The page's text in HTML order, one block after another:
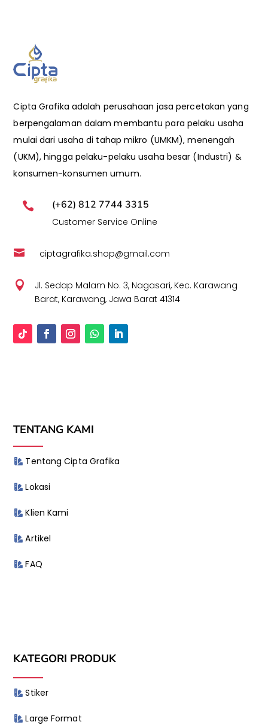
Cipta Grafika adalah perusahaan jasa percetakan yang
berpengalaman dalam membantu para pelaku usaha
mulai dari usaha di tahap mikro (UMKM), menengah
(UKM), hingga pelaku-pelaku usaha besar (Industri) &
konsumen-konsumen umum.
 (+62) 812 7744 3315
Customer Service Online
 ciptagrafika.shop@gmail.com

Jl. Sedap Malam No. 3, Nagasari, Kec. Karawang
Barat, Karawang, Jawa Barat 41314
TENTANG KAMI
Tentang Cipta Grafika
Lokasi
Klien Kami
Artikel
FAQ
KATEGORI PRODUK
Stiker
Large Format